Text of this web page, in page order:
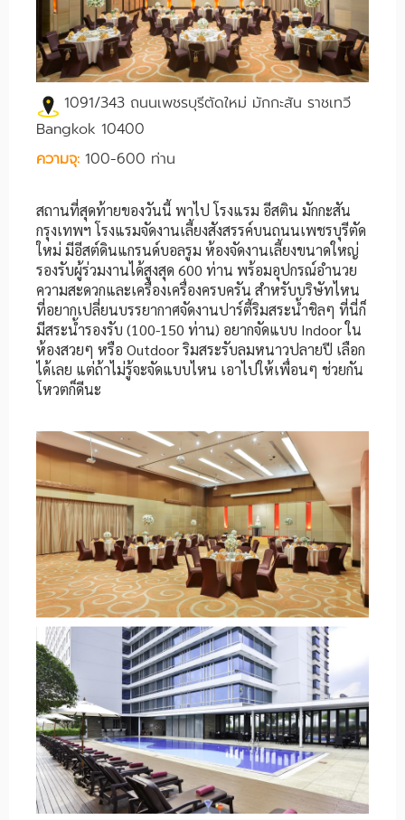
1091/343 ถนนเพชรบุรีตัดใหม่ มักกะสัน ราชเทวี
Bangkok 10400
ความจุ: 100-600 ท่าน
สถานที่สุดท้ายของวันนี้ พาไป โรงแรม อีสติน มักกะสัน
กรุงเทพฯ โรงแรมจัดงานเลี้ยงสังสรรค์บนถนนเพชรบุรีตัด
ใหม่ มีอีสต์ดินแกรนด์บอลรูม ห้องจัดงานเลี้ยงขนาดใหญ่
รองรับผู้ร่วมงานได้สูงสุด 600 ท่าน พร้อมอุปกรณ์อำนวย
ความสะดวกและเครื่องเครื่องครบครัน สำหรับบริษัทไหน
ที่อยากเปลี่ยนบรรยากาศจัดงานปาร์ตี้ริมสระน้ำชิลๆ ที่นี่ก็
มีสระน้ำรองรับ (100-150 ท่าน) อยากจัดแบบ Indoor ใน
ห้องสวยๆ หรือ Outdoor ริมสระรับลมหนาวปลายปี เลือก
ได้เลย แต่ถ้าไม่รู้จะจัดแบบไหน เอาไปให้เพื่อนๆ ช่วยกัน
โหวตก็ดีนะ